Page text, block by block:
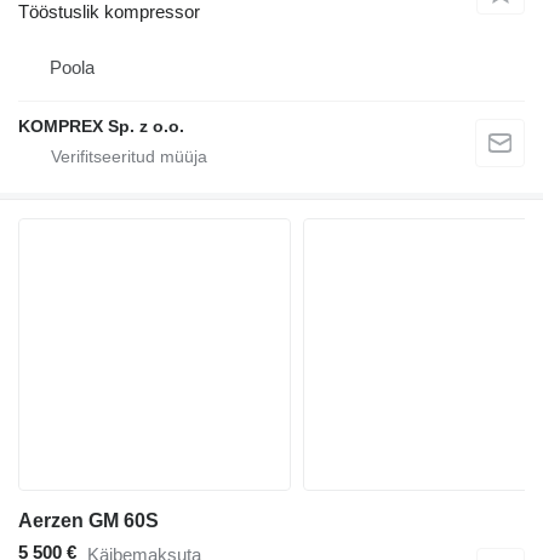
Tööstuslik kompressor
Poola
KOMPREX Sp. z o.o.
Aerzen GM 60S
5 500 € Käibemaksuta